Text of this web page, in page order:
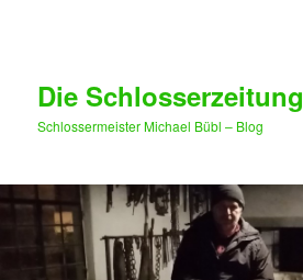
Die Schlosserzeitung
Schlossermeister Michael Bübl – Blog